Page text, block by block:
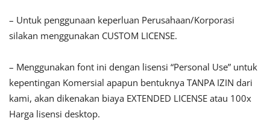
– Untuk penggunaan keperluan Perusahaan/Korporasi
silakan menggunakan CUSTOM LICENSE.
– Menggunakan font ini dengan lisensi “Personal Use” untuk
kepentingan Komersial apapun bentuknya TANPA IZIN dari
kami, akan dikenakan biaya EXTENDED LICENSE atau 100x
Harga lisensi desktop.